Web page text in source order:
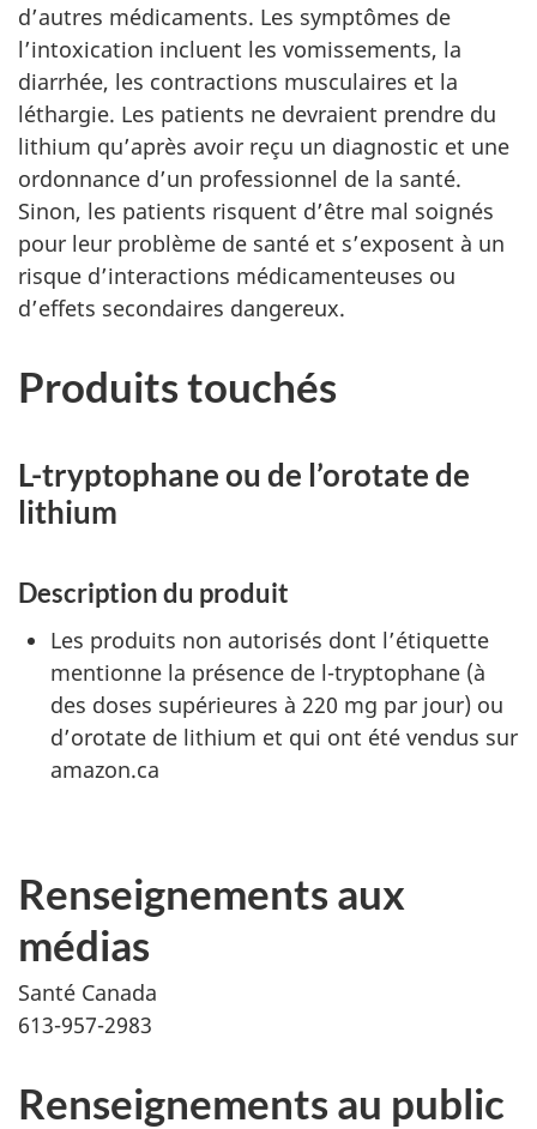
d’autres médicaments. Les symptômes de
l’intoxication incluent les vomissements, la
diarrhée, les contractions musculaires et la
léthargie. Les patients ne devraient prendre du
lithium qu’après avoir reçu un diagnostic et une
ordonnance d’un professionnel de la santé.
Sinon, les patients risquent d’être mal soignés
pour leur problème de santé et s’exposent à un
risque d’interactions médicamenteuses ou
d’effets secondaires dangereux.
Produits touchés
L-tryptophane ou de l’orotate de
lithium
Description du produit
Les produits non autorisés dont l’étiquette
mentionne la présence de l-tryptophane (à
des doses supérieures à 220 mg par jour) ou
d’orotate de lithium et qui ont été vendus sur
amazon.ca
Renseignements aux
médias
Santé Canada
613-957-2983
Renseignements au public